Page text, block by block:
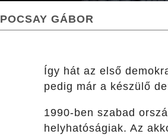
POCSAY GÁBOR
Így hát az első
pedig már a készülő
1990-ben szabad
helyhatóságiak. Az